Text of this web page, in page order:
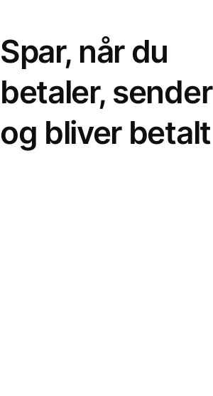
Spar, når du
betaler, sender
og bliver betalt